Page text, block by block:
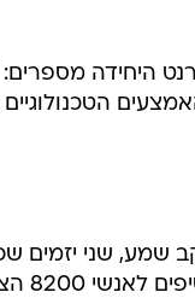
שמע, שני יזמים